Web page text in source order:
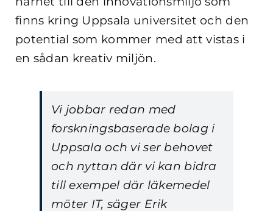
finns kring Uppsala universitet och den
potential som kommer med att vistas i
en sådan kreativ miljön.
Vi jobbar redan med
forskningsbaserade bolag i
Uppsala och vi ser behovet
och nyttan där vi kan bidra
till exempel där läkemedel
möter IT, säger Erik